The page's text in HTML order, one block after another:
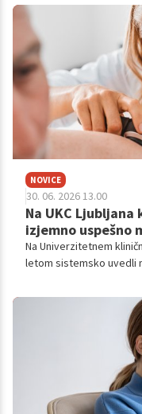
NOVICE
30. 06. 2026 13.00
Na UKC
izjemno uspešno
Na Univerzitetnem
letom sistemsko uvedli